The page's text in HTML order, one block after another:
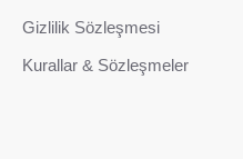
Gizlilik Sözleşmesi
Kurallar & Sözleşmeler